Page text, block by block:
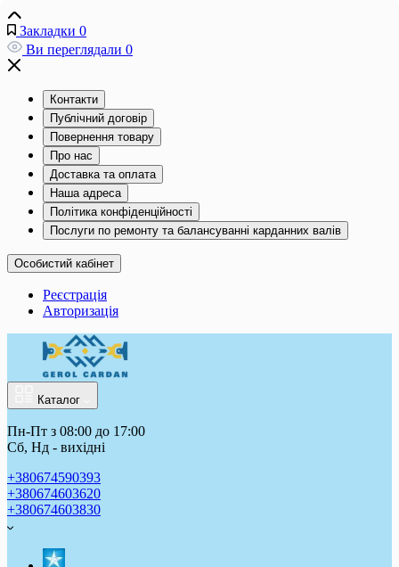
Закладки 0
Ви переглядали 0
Контакти
Публічний договір
Повернення товару
Про нас
Доставка та оплата
Наша адреса
Політика конфіденційності
Послуги по ремонту та балансуванні карданних валів
Особистий кабінет
Реєстрація
Авторизація
Каталог
Пн-Пт з 08:00 до 17:00
Сб, Нд - вихідні
+380674590393
+380674603620
+380674603830